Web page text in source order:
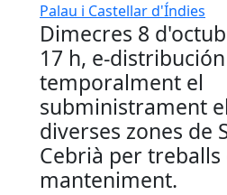
Palau i Castellar d'Índies
Dimecres 8
17 h, e-
temporalment el
subministrament
diverses zones de
Cebrià per treballs
manteniment.